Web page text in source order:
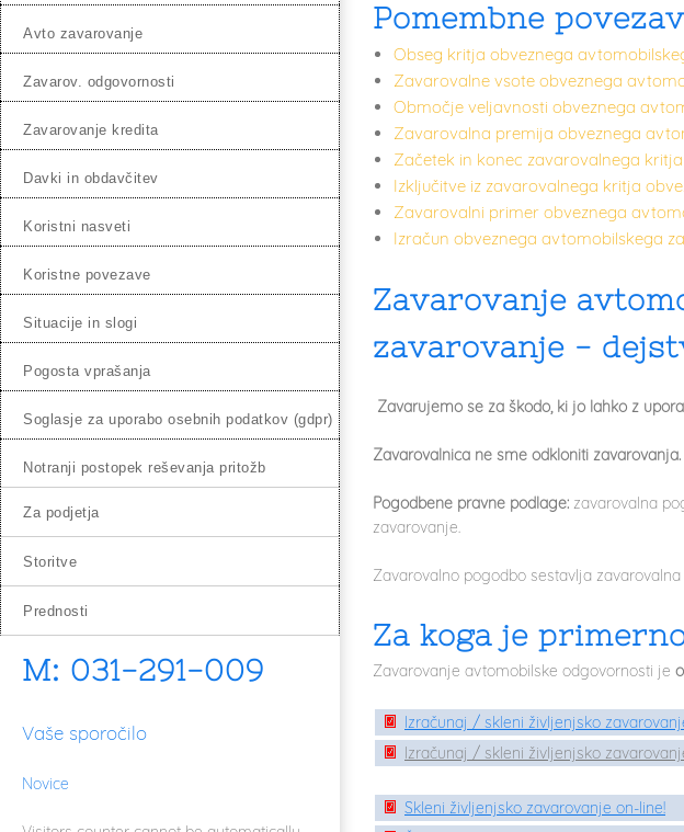
avto zavarovanje
zavarov. odgovornosti
zavarovanje kredita
davki in obdavčitev
koristni nasveti
koristne povezave
situacije in slogi
pogosta vprašanja
soglasje za uporabo osebnih podatkov (gdpr)
notranji postopek reševanja pritožb
za podjetja
storitve
prednosti
M: 031-291-009
Vaše sporočilo
Novice
Pomembne
Obseg kritja obveznega
Zavarovalne vsote obveznega
Območje veljavnosti obveznega
Zavarovalna premija obveznega
Začetek in konec zavarovalnega
Izključitve iz zavarovalnega kritja
Zavarovalni primer obveznega
Izračun obveznega avtomobilskega
Zavarovanje
zavarovanje -
Zavarujemo se za škodo, ki jo lahko z
Zavarovalnica ne sme odkloniti zavarovanja.
Pogodbene pravne podlage: zavarovalna
zavarovanje.
Zavarovalno pogodbo sestavlja
Za koga je
Zavarovanje avtomobilske odgovornosti je
Izračunaj / skleni življenjsko
Izračunaj / skleni življenjsko
Skleni življenjsko zavarovanje on-line!